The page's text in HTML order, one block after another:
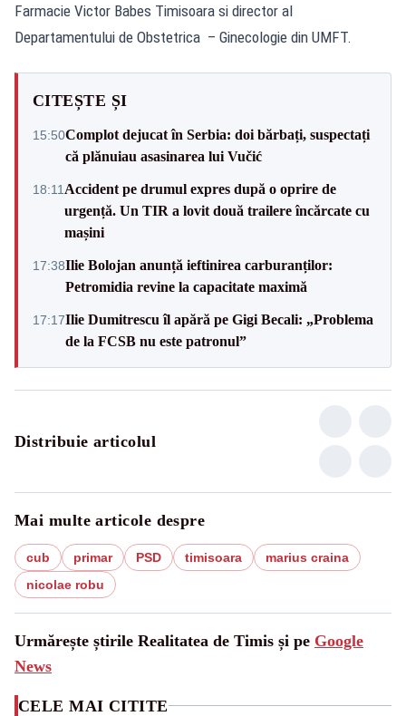
Farmacie Victor Babes Timisoara si director al
Departamentului de Obstetrica – Ginecologie din UMFT.
CITEȘTE ȘI
15:50Complot dejucat în Serbia: doi bărbați, suspectați
că plănuiau asasinarea lui Vučić
18:11 Accident pe drumul expres după o oprire de
urgență. Un TIR a lovit două trailere încărcate cu
mașini
17:38Ilie Bolojan anunță ieftinirea carburanților:
Petromidia revine la capacitate maximă
17:17Ilie Dumitrescu îl apără pe Gigi Becali: „Problema
de la FCSB nu este patronul”
Distribuie articolul
Mai multe articole despre
cub primar PSD timisoara
marius craina
nicolae robu
Urmărește știrile Realitatea de Timis și pe Google
News
CELE MAI CITITE